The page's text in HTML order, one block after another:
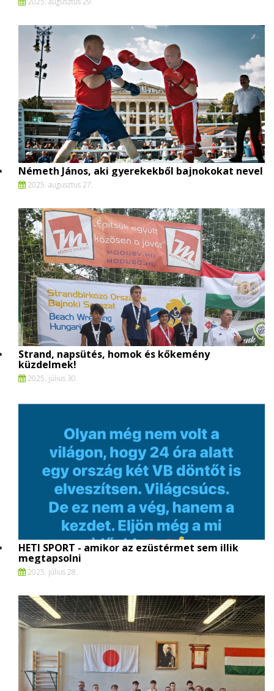
Németh János, aki gyerekekből bajnokokat nevel
2025. augusztus 27.
Strand, napsütés, homok és kőkemény
küzdelmek!
2025. július 30.
HETI SPORT - amikor az ezüstérmet sem illik
megtapsolni
2025. július 28.